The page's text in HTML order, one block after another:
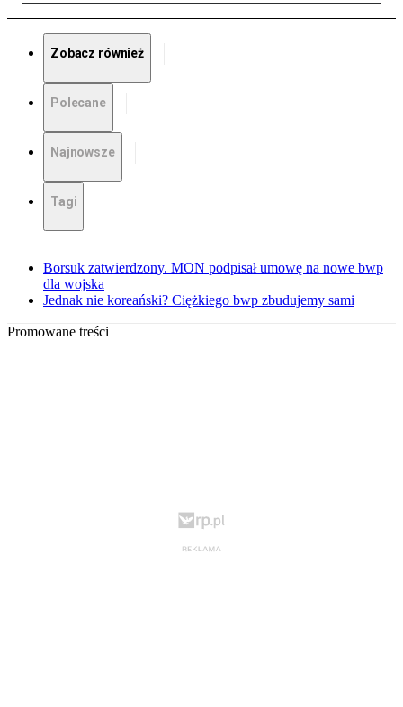
Zobacz również
Polecane
Najnowsze
Tagi
Borsuk zatwierdzony. MON podpisał umowę na nowe bwp
dla wojska
Jednak nie koreański? Ciężkiego bwp zbudujemy sami
Promowane treści